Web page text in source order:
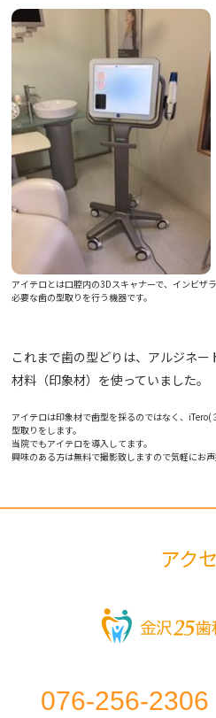
アイテロとは口腔内の3Dスキャナーで、インビザ
必要な歯の型取りを行う機器です。
これまで歯の型どりは、アルジネ
材料（印象材）を使っていました。
アイテロは印象材で歯型を採るのではなく、
型取りをします。
当院でもアイテロを導入してます。
興味のある方は無料で撮影致しますので気軽にお声
アク
076-256-2306